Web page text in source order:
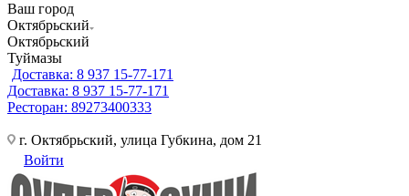
Ваш город
Октябрьский
Октябрьский
Туймазы
Доставка: 8 937 15-77-171
Доставка: 8 937 15-77-171
Ресторан: 89273400333
г. Октябрьский, улица Губкина, дом 21
Войти